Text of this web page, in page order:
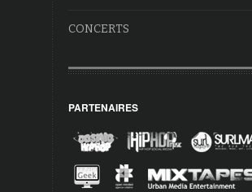
CONCERTS
PARTENAIRES